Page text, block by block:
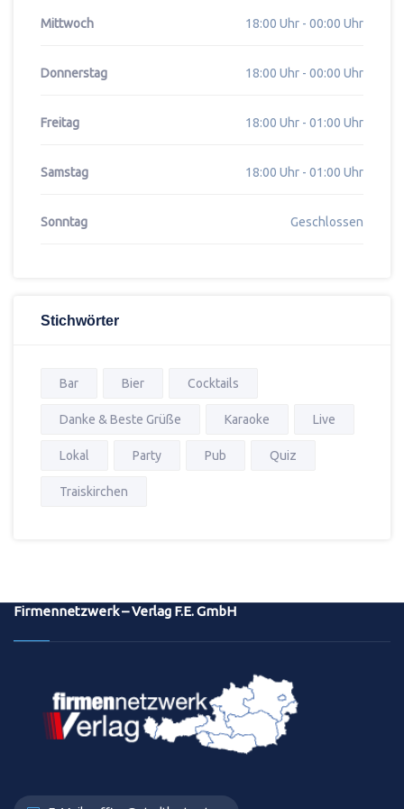
Mittwoch 18:00 Uhr - 00:00 Uhr
Donnerstag 18:00 Uhr - 00:00 Uhr
Freitag 18:00 Uhr - 01:00 Uhr
Samstag 18:00 Uhr - 01:00 Uhr
Sonntag Geschlossen
Stichwörter
Bar Bier Cocktails
Danke & Beste Grüße Karaoke Live
Lokal Party Pub Quiz
Traiskirchen
Firmennetzwerk – Verlag F.E. GmbH